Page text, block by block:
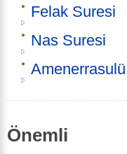
Felak Suresi
Nas Suresi
Amenerrasulü
Önemli